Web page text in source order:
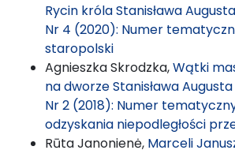
Rycin króla Stanisława Augusta
Nr 4 (2020): Numer
staropolski
Agnieszka Skrodzka,Wątki
na dworze Stanisława Augusta
Nr 2 (2018): Numer
odzyskania niepodległości
Rūta Janonienė, Marceli